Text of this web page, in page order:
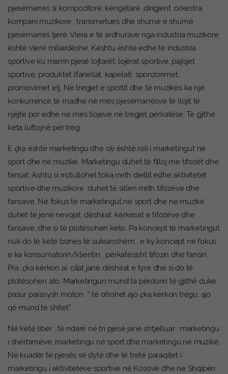
pjesëmarrës si kompozitorë, këngëtarë ,dirigjent ,orkestra,
kompani muzikore , transmetues dhe shumë e shumë
pjesëmarrës tjerë. Vlera e të ardhurave nga industria muzikore
është vlerë miliardëshe. Kështu është edhe te industria
sportive ku marrin pjesë lojtarët, lojërat sportive, pajisjet
sportive, produktet (fanellat, kapelat), sponzorimet,
promovimet etj. Në tregjet e sportit dhe të muzikës ka një
konkurrencë të madhe në mes pjesëmarrësve të llojit të
njëjtë por edhe në mes llojeve në tregjet përkatëse. Të gjithë
këta luftojnë për treg.
E çka është marketingu dhe cili është roli i marketingut në
sport dhe në muzikë. Marketingu duhet të filloj me tifozët dhe
fansat. Ashtu si rrotullohet toka rreth diellit edhe aktivitetet
sportive dhe muzikore duhet të sillen rreth tifozëve dhe
fansave. Në fokus të marketingut në sport dhe në muzikë
duhet të jenë nevojat ,dëshirat, kërkesat e tifozëve dhe
fansave, dhe si të plotësohen këto. Pa koncept të marketingut
nuk do të ketë biznes të suksesshëm , e ky koncept në fokus
e ka konsumatorin/klientin , përkatësisht tifozin dhe fansin.
Pra ,çka kërkon ai, cilat janë dëshirat e tyre dhe si do të
plotësohen ato. Marketingun mund ta përdorin të gjithë duke
pasur parasysh moton ” të ofrohet ajo çka kërkon tregu, ajo
që mund të shitet”.
Në këtë libër , të ndarë në tri pjesë janë shtjelluar : marketingu
i shërbimeve, marketingu në sport dhe marketingu në muzikë.
Në kuadër të pjesës së dytë dhe të tretë paraqitet i
marketingu i aktiviteteve sportive në Kosovë dhe në Shqipëri.